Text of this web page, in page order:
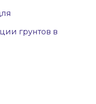
грунтов в